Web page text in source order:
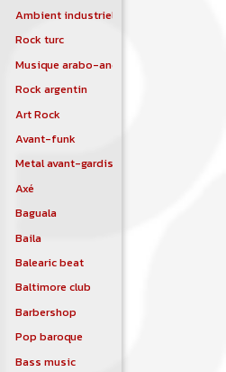
Ambient industriel
Rock turc
Musique arabo-andalouse
Rock argentin
Art Rock
Avant-funk
Metal avant-gardiste
Axé
Baguala
Baila
Balearic beat
Baltimore club
Barbershop
Pop baroque
Bass music